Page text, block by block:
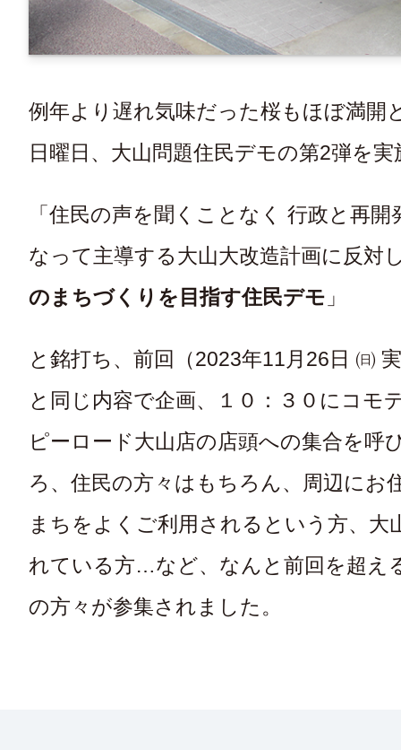
例年より遅れ気味だった桜もほぼ満開
日曜日、大山問題住民デモの第2弾を
「住民の声を聞くことなく 行政と再
なって主導する大山大改造計画に反対
のまちづくりを目指す住民デモ 」
と銘打ち、前回（2023年11月26日 ㈰
と同じ内容で企画、１０：３０にコモ
ピーロード大山店の店頭への集合を呼
ろ、住民の方々はもちろん、周辺にお
まちをよくご利用されるという方、大
れている方…など、なんと前回を超え
の方々が参集されました。